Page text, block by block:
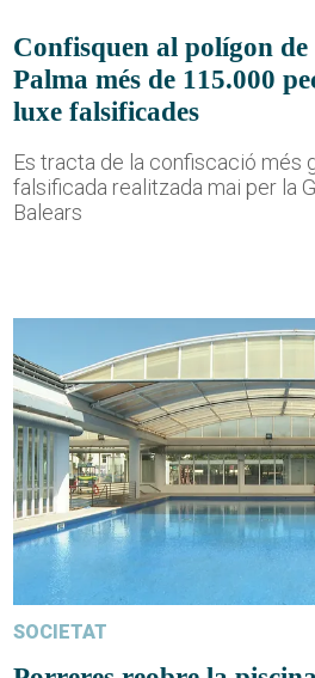
Confisquen al polígon de
Palma més de 115.000
luxe falsificades
Es tracta de la confiscació més
falsificada realitzada mai per la
Balears
SOCIETAT